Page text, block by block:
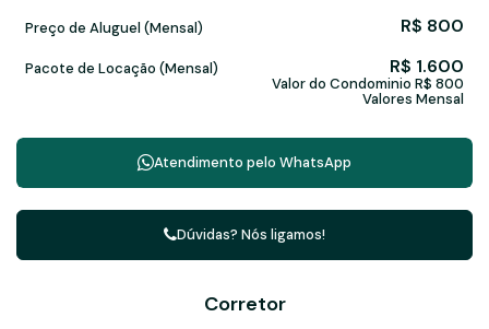
R$ 800
Preço de Aluguel (Mensal)
Valores Mensal
Valor do Condominio R$ 800
R$ 1.600
Pacote de Locação (Mensal)
Atendimento pelo WhatsApp
Dúvidas? Nós ligamos!
Corretor